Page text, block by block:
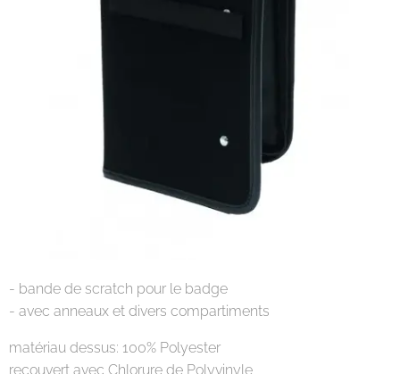
- bande de scratch pour le badge
- avec anneaux et divers compartiments
matériau dessus: 100% Polyester
recouvert avec Chlorure de Polyvinyle